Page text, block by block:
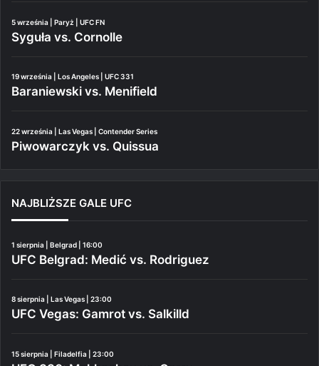
5 września | Paryż | UFC FN
Syguła vs. Cornolle
19 września | Los Angeles | UFC 331
Baraniewski vs. Menifield
22 września | Las Vegas | Contender Series
Piwowarczyk vs. Quissua
NAJBLIŻSZE GALE UFC
1 sierpnia | Belgrad | 16:00
UFC Belgrad: Medić vs. Rodriguez
8 sierpnia | Las Vegas | 23:00
UFC Vegas: Gamrot vs. Salkilld
15 sierpnia | Filadelfia | 23:00